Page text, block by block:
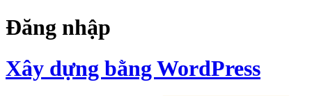
Đăng nhập
Xây dựng bằng WordPress